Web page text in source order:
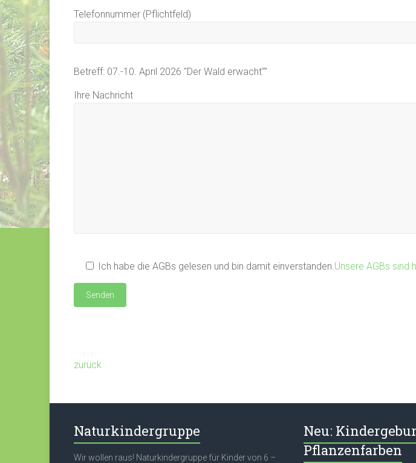
Telefonnummer (Pflichtfeld)
Betreff: 07.-10. April 2026 "Der Wald erwacht""
Ihre Nachricht
Ich habe die AGBs gelesen und bin damit einverstanden. Unsere AGBs sind
zurück
Naturkindergruppe
Wir wollen raus! Naturkindergruppe für Kinder von 6 –
Neu:
Pflanzenfarben